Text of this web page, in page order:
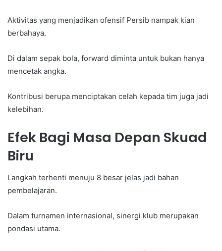
Aktivitas yang menjadikan ofensif Persib nampak kian
berbahaya.
Di dalam sepak bola, forward diminta untuk bukan hanya
mencetak angka.
Kontribusi berupa menciptakan celah kepada tim juga jadi
kelebihan.
Efek Bagi Masa Depan Skuad
Biru
Langkah terhenti menuju 8 besar jelas jadi bahan
pembelajaran.
Dalam turnamen internasional, sinergi klub merupakan
pondasi utama.